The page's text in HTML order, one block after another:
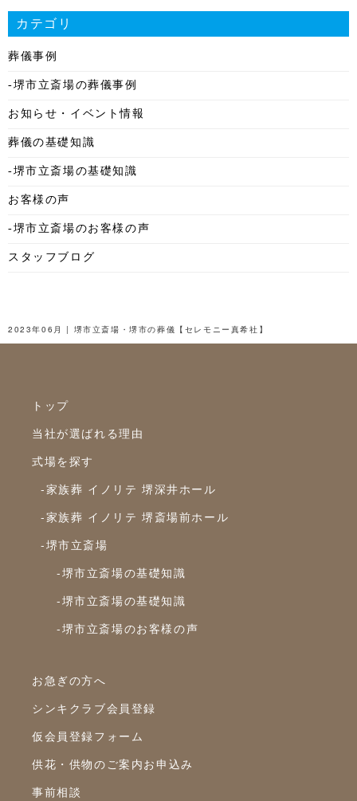
2026年1月
2025年12月
2025年2月
2024年11月
2024年10月
2024年9月
2024年8月
2024年7月
2023年11月
2023年10月
カテゴリ
葬儀事例
-堺市立斎場の葬儀事例
お知らせ・イベント情報
葬儀の基礎知識
-堺市立斎場の基礎知識
お客様の声
-堺市立斎場のお客様の声
スタッフブログ
2023年06月 | 堺市立斎場・堺市の葬儀【セレモニー真希社】
トップ
当社が選ばれる理由
式場を探す
-家族葬 イノリテ 堺深井ホール
-家族葬 イノリテ 堺斎場前ホール
-堺市立斎場
-堺市立斎場の基礎知識
-堺市立斎場の基礎知識
-堺市立斎場のお客様の声
お急ぎの方へ
シンキクラブ会員登録
仮会員登録フォーム
供花・供物のご案内お申込み
事前相談